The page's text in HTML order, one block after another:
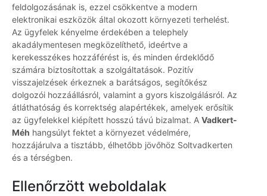
feldolgozásának is, ezzel csökkentve a modern
elektronikai eszközök által okozott környezeti terhelést.
Az ügyfelek kényelme érdekében a telephely
akadálymentesen megközelíthető, ideértve a
kerekesszékes hozzáférést is, és minden érdeklődő
számára biztosítottak a szolgáltatások. Pozitív
visszajelzések érkeznek a barátságos, segítőkész
dolgozói hozzáállásról, valamint a gyors kiszolgálásról. Az
átláthatóság és korrektség alapértékek, amelyek erősítik
az ügyfelekkel kiépített hosszú távú bizalmat. A Vadkert-
Méh hangsúlyt fektet a környezet védelmére,
hozzájárulva a tisztább, élhetőbb jövőhöz Soltvadkerten
és a térségben.
Ellenőrzött weboldalak